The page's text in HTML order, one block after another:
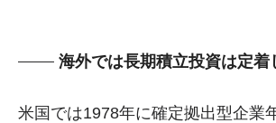
海外では長期積立投資は定着
米国では1978年に確定拠出型企業